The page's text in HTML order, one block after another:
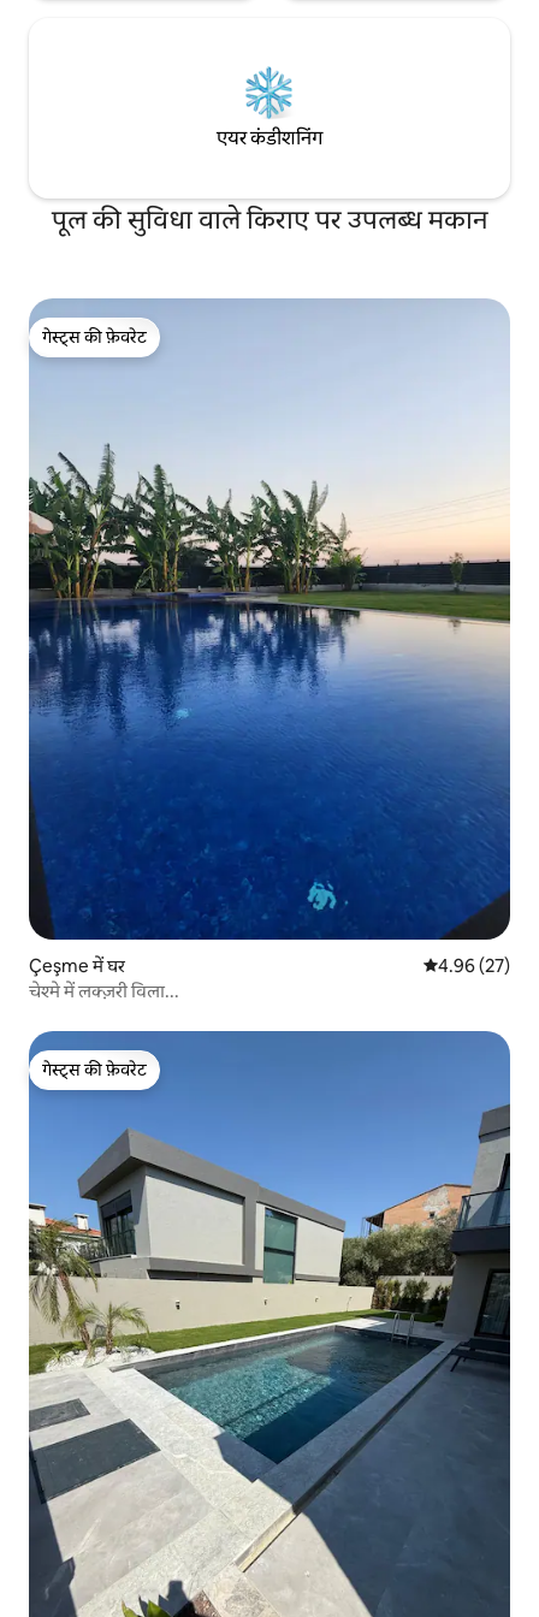
एयर कंडीशनिंग
पूल की सुविधा वाले किराए पर उपलब्ध मकान
गेस्ट्स की फ़ेवरेट
गेस्ट्स की फ़ेवरेट
Çeşme में घर औसत रेटिंग 5 में
4.96 (27)
चेश्मे में लक्ज़री विला...
गेस्ट्स की फ़ेवरेट
गेस्ट्स की फ़ेवरेट